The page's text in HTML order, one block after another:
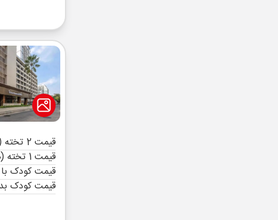
قیمت 2 تخته (هرنفر)
قیمت 1 تخته (هرنفر)
قیمت کودک
قیمت کودک